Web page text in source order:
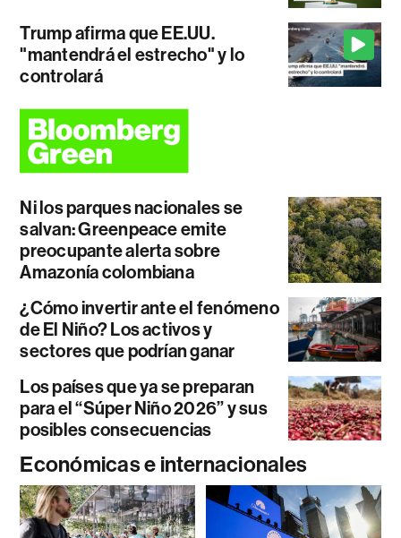
Trump afirma que EE.UU.
"mantendrá el estrecho" y lo
controlará
Ni los parques nacionales se
salvan: Greenpeace emite
preocupante alerta sobre
Amazonía colombiana
¿Cómo invertir ante el fenómeno
de El Niño? Los activos y
sectores que podrían ganar
Los países que ya se preparan
para el “Súper Niño 2026” y sus
posibles consecuencias
Económicas e internacionales